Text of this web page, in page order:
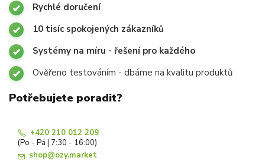
Rychlé doručení
10 tisíc spokojených zákazníků
Systémy na míru - řešení pro každého
Ověřeno testováním - dbáme na kvalitu produktů
Potřebujete poradit?
+420 210 012 209
(Po - Pá | 7:30 - 16:00)
shop@ozy.market